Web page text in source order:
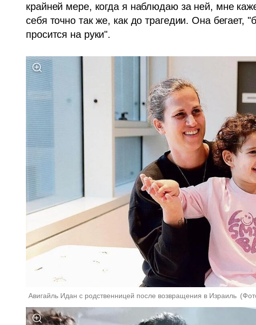
крайней мере, когда я наблюдаю за ней, мне
себя точно так же, как до трагедии. Она бегает,
просится на руки".
Авигайль Идан с родственницей после возвращения в Израиль (